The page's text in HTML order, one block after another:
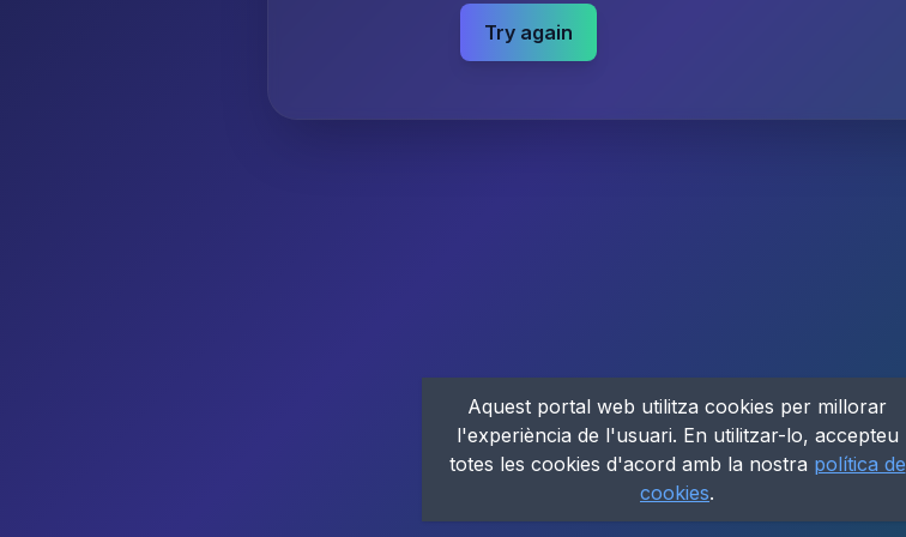
Try again
Aquest portal web utilitza cookies per millorar
l'experiència de l'usuari. En utilitzar-lo, accepteu
totes les cookies d'acord amb la nostra política de
cookies.